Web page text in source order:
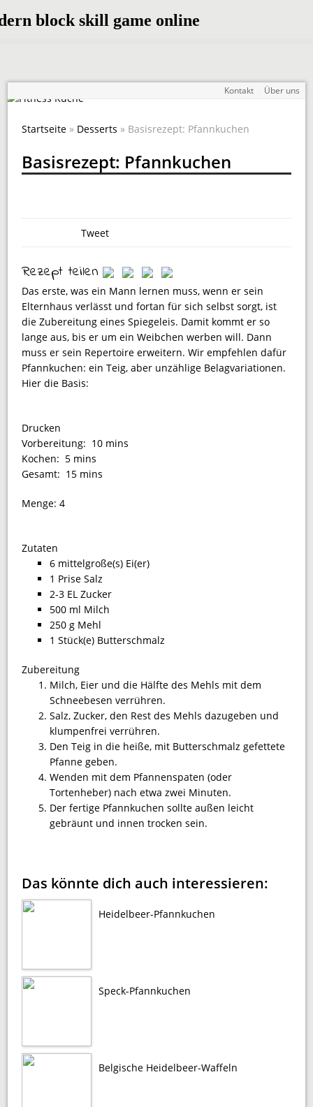
Kontakt Über uns
Startseite » Desserts » Basisrezept: Pfannkuchen
Basisrezept: Pfannkuchen
Tweet
Rezept teilen
Das erste, was ein Mann lernen muss, wenn er sein
Elternhaus verlässt und fortan für sich selbst sorgt, ist
die Zubereitung eines Spiegeleis. Damit kommt er so
lange aus, bis er um ein Weibchen werben will. Dann
muss er sein Repertoire er­weitern. Wir empfehlen dafür
Pfannkuchen: ein Teig, aber unzählige Belagvariationen.
Hier die Basis:
Drucken
Vorbereitung: 10 mins
Kochen: 5 mins
Gesamt: 15 mins
Menge:4
Zutaten
6 mittelgroße(s) Ei(er)
1 Prise Salz
2-3 EL Zucker
500 ml Milch
250 g Mehl
1 Stück(e) Butterschmalz
Zubereitung
Milch, Eier und die Hälfte des Mehls mit dem
Schnee­besen verrühren.
Salz, Zucker, den Rest des Mehls dazugeben und
klumpenfrei verrühren.
Den Teig in die heiße, mit Butterschmalz gefettete
Pfanne geben.
Wenden mit dem Pfannen­spa­ten (oder
Tortenheber) nach etwa zwei Minuten.
Der fertige Pfannkuchen sollte außen leicht
gebräunt und innen trocken sein.
Das könnte dich auch interessieren:
Heidelbeer-Pfannkuchen
Speck-Pfannkuchen
Belgische Heidelbeer-Waffeln